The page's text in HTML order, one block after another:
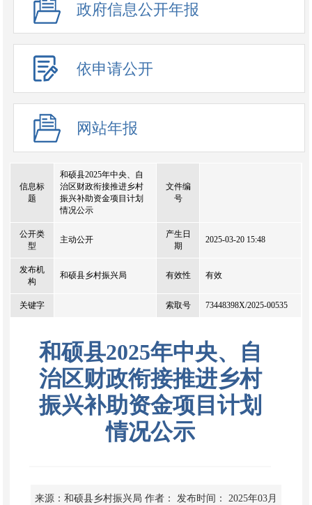
政府信息公开年报
依申请公开
网站年报
信息标
题
和硕县2025年中央、自
治区财政衔接推进乡村
振兴补助资金项目计划
情况公示
文件编
号
公开类
型
主动公开
产生日
期
2025-03-20 15:48
发布机
构
和硕县乡村振兴局 有效性 有效
关键字 索取号 73448398X/2025-00535
和硕县2025年中央、自
治区财政衔接推进乡村
振兴补助资金项目计划
情况公示
来源：和硕县乡村振兴局 作者： 发布时间： 2025年03月